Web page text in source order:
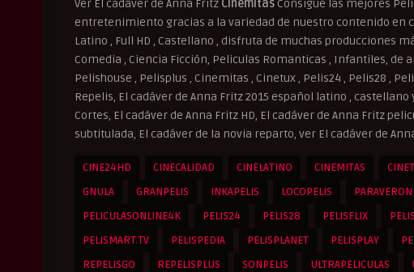
Ver El cadáver de Anna Fritz Cinemitas Consigue las mejores
entretenimiento gracias a la variedad de nuestro contenido en
Latino , Full HD , Castellano , disfruta de muchas producciones
Comedia , Ciencia Ficción, Peliculas Romanticas , Infantiles,
Pelishouse , Pelisplus , Cinemitas , Cinetux , Pelis24 , Pelis28 ,
Repelis, El cadáver de Anna Fritz 2015 español latino ,
Cortes, El cadáver de Anna Fritz HD, El cadáver de Anna Fritz
subtitulada, El cadáver de la novia reparto, ver El cadáver de
CINE24HD CINECALIDAD CINELATINO CINEMITAS
GNULA
GRANPELIS INKAPELIS LOCOPELIS
PELICULASONLINE4K
PELIS24 PELIS28 PELISFLIX
PELISMART.TV
PELISPEDIA PELISPLANET PELISPLAY
REPELISGO
REPELISPLUS SONPELIS ULTRAPELICULAS